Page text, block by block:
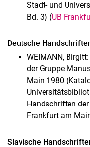
Stadt- und
Bd. 3) (UB
Deutsche
WEIMANN,
der Gruppe
Main 1980
Handschriften
Frankfurt am
Slavische